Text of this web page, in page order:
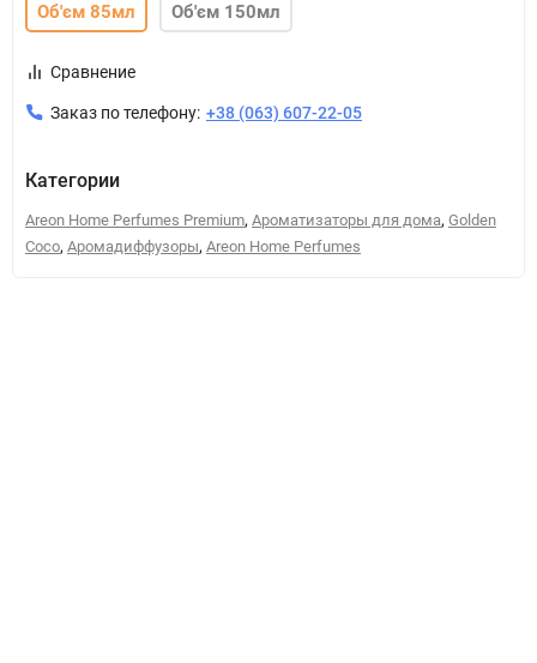
Об'єм 85мл Об'єм 150мл
Сравнение
Заказ по телефону: +38 (063) 607-22-05
Категории
Areon Home Perfumes Premium, Ароматизаторы для дома, Golden
Coco, Аромадиффузоры, Areon Home Perfumes